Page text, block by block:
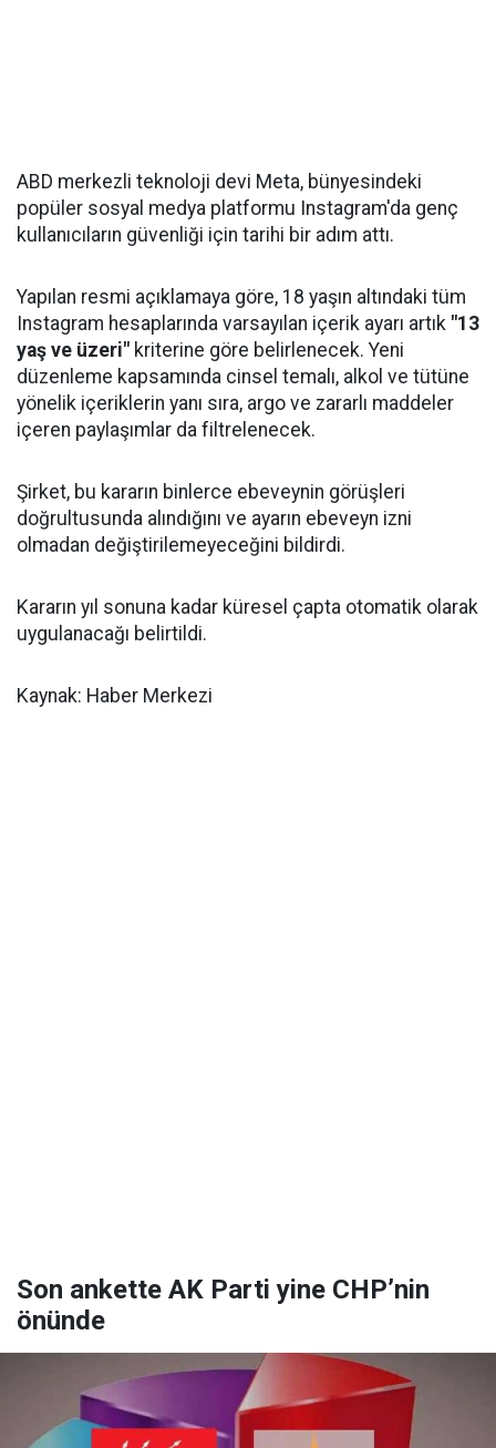
ABD merkezli teknoloji devi Meta, bünyesindeki
popüler sosyal medya platformu Instagram'da genç
kullanıcıların güvenliği için tarihi bir adım attı.
Yapılan resmi açıklamaya göre, 18 yaşın altındaki tüm
Instagram hesaplarında varsayılan içerik ayarı artık "13
yaş ve üzeri" kriterine göre belirlenecek. Yeni
düzenleme kapsamında cinsel temalı, alkol ve tütüne
yönelik içeriklerin yanı sıra, argo ve zararlı maddeler
içeren paylaşımlar da filtrelenecek.
Şirket, bu kararın binlerce ebeveynin görüşleri
doğrultusunda alındığını ve ayarın ebeveyn izni
olmadan değiştirilemeyeceğini bildirdi.
Kararın yıl sonuna kadar küresel çapta otomatik olarak
uygulanacağı belirtildi.
Kaynak: Haber Merkezi
Son ankette AK Parti yine CHP’nin
önünde